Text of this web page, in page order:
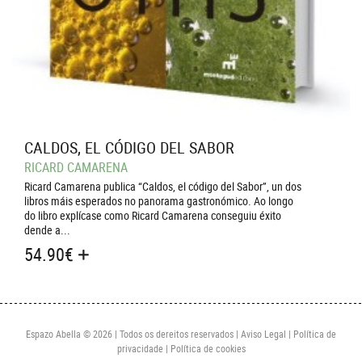
CALDOS, EL CÓDIGO DEL SABOR
RICARD CAMARENA
Ricard Camarena publica “Caldos, el código del Sabor”, un dos
libros máis esperados no panorama gastronómico. Ao longo
do libro explícase como Ricard Camarena conseguiu éxito
dende a...
54.90€
Espazo Abella © 2026 | Todos os dereitos reservados | Aviso Legal | Política de
privacidade | Política de cookies